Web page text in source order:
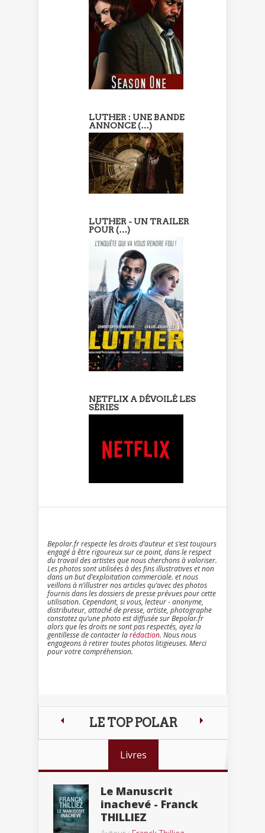
LUTHER : UNE BANDE
ANNONCE (…)
LUTHER - UN TRAILER
POUR (…)
NETFLIX A DÉVOILÉ LES
SÉRIES
Bepolar.fr respecte les droits d’auteur et s’est toujours
engagé à être rigoureux sur ce point, dans le respect
du travail des artistes que nous cherchons à valoriser.
Les photos sont utilisées à des fins illustratives et non
dans un but d’exploitation commerciale. et nous
veillons à n’illustrer nos articles qu’avec des photos
fournis dans les dossiers de presse prévues pour cette
utilisation. Cependant, si vous, lecteur - anonyme,
distributeur, attaché de presse, artiste, photographe
constatez qu’une photo est diffusée sur Bepolar.fr
alors que les droits ne sont pas respectés, ayez la
gentillesse de contacter larédaction. Nous nous
engageons à retirer toutes photos litigieuses. Merci
pour votre compréhension.
LE TOP POLAR
Livres
Le Manuscrit
inachevé - Franck
THILLIEZ